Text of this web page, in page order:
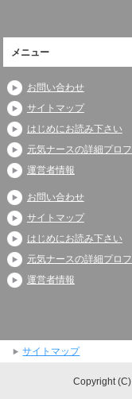
メニュー
お問い合わせ
サイトマップ
はじめにお読み下さい
元気ナースの詳細プロ
運営者情報
お問い合わせ
サイトマップ
はじめにお読み下さい
元気ナースの詳細プロ
運営者情報
サイトマップ
Copyright